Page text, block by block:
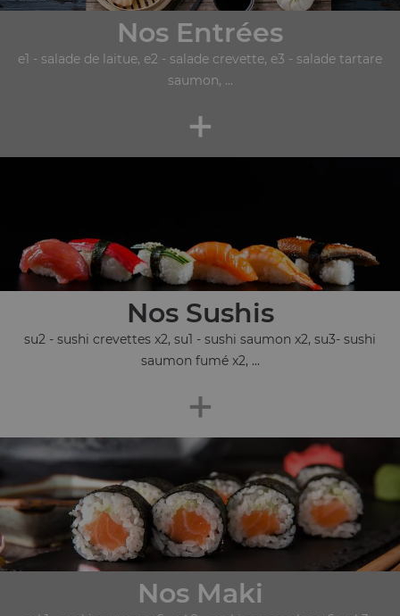
Nos Entrées
e1 - salade de laitue, e2 - salade crevette, e3 - salade tartare
saumon, ...
+
Nos Sushis
su2 - sushi crevettes x2, su1 - sushi saumon x2, su3- sushi
saumon fumé x2, ...
+
Nos Maki